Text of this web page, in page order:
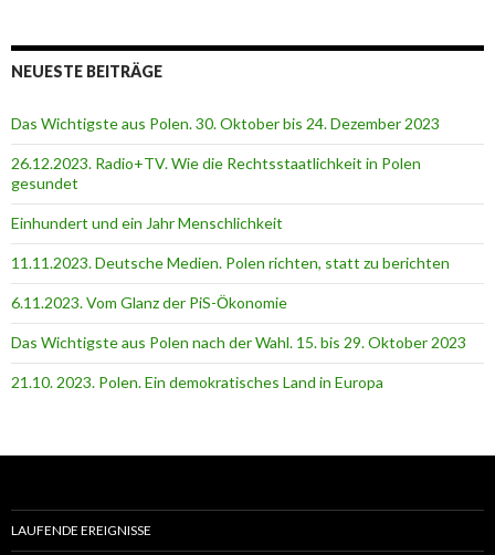
NEUESTE BEITRÄGE
Das Wichtigste aus Polen. 30. Oktober bis 24. Dezember 2023
26.12.2023. Radio+TV. Wie die Rechtsstaatlichkeit in Polen
gesundet
Einhundert und ein Jahr Menschlichkeit
11.11.2023. Deutsche Medien. Polen richten, statt zu berichten
6.11.2023. Vom Glanz der PiS-Ӧkonomie
Das Wichtigste aus Polen nach der Wahl. 15. bis 29. Oktober 2023
21.10. 2023. Polen. Ein demokratisches Land in Europa
LAUFENDE EREIGNISSE